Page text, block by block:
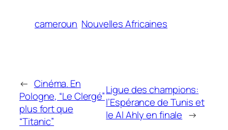
cameroun Nouvelles Africaines
← Cinéma. En
Pologne, “Le Clergé”
plus fort que
“Titanic”
Ligue des champions:
l’Espérance de Tunis et
le Al Ahly en finale →